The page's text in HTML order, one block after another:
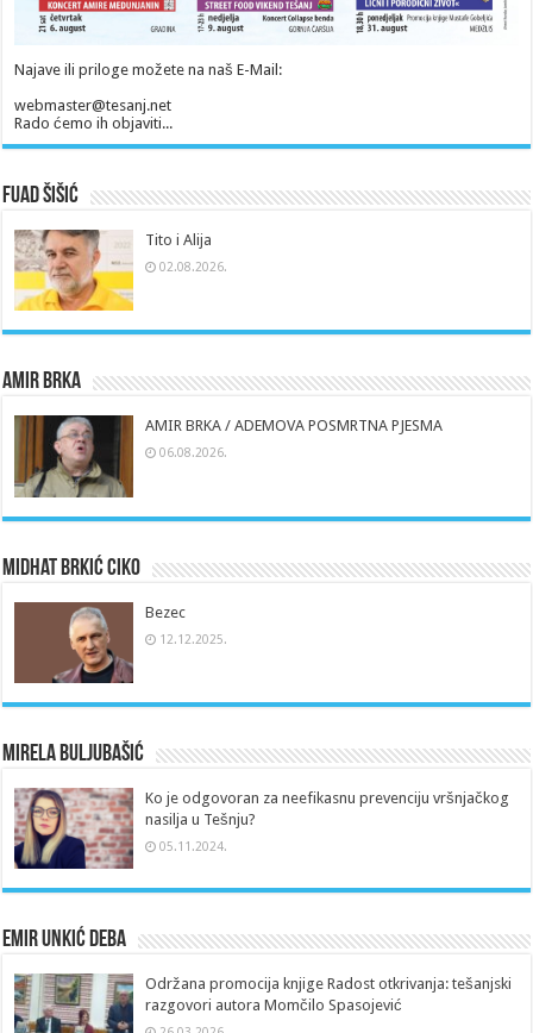
Najave ili priloge možete na naš E-Mail:
webmaster@tesanj.net
Rado ćemo ih objaviti...
Fuad Šišić
Tito i Alija
02.08.2026.
Amir Brka
AMIR BRKA / ADEMOVA POSMRTNA PJESMA
06.08.2026.
Midhat Brkić Ciko
Bezec
12.12.2025.
Mirela Buljubašić
Ko je odgovoran za neefikasnu prevenciju vršnjačkog
nasilja u Tešnju?
05.11.2024.
Emir Unkić Deba
Održana promocija knjige Radost otkrivanja: tešanjski
razgovori autora Momčilo Spasojević